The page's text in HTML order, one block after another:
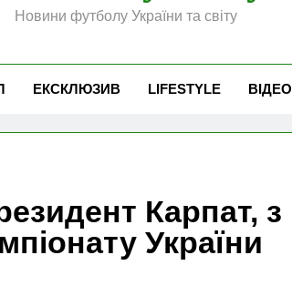
Новини футболу України та світу
ЕКСКЛЮЗИВ LIFESTYLE ВІДЕО
Карпат, з
України